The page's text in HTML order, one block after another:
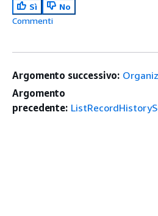
Sì
No
Commenti
Argomento successivo:
Argomento
precedente: